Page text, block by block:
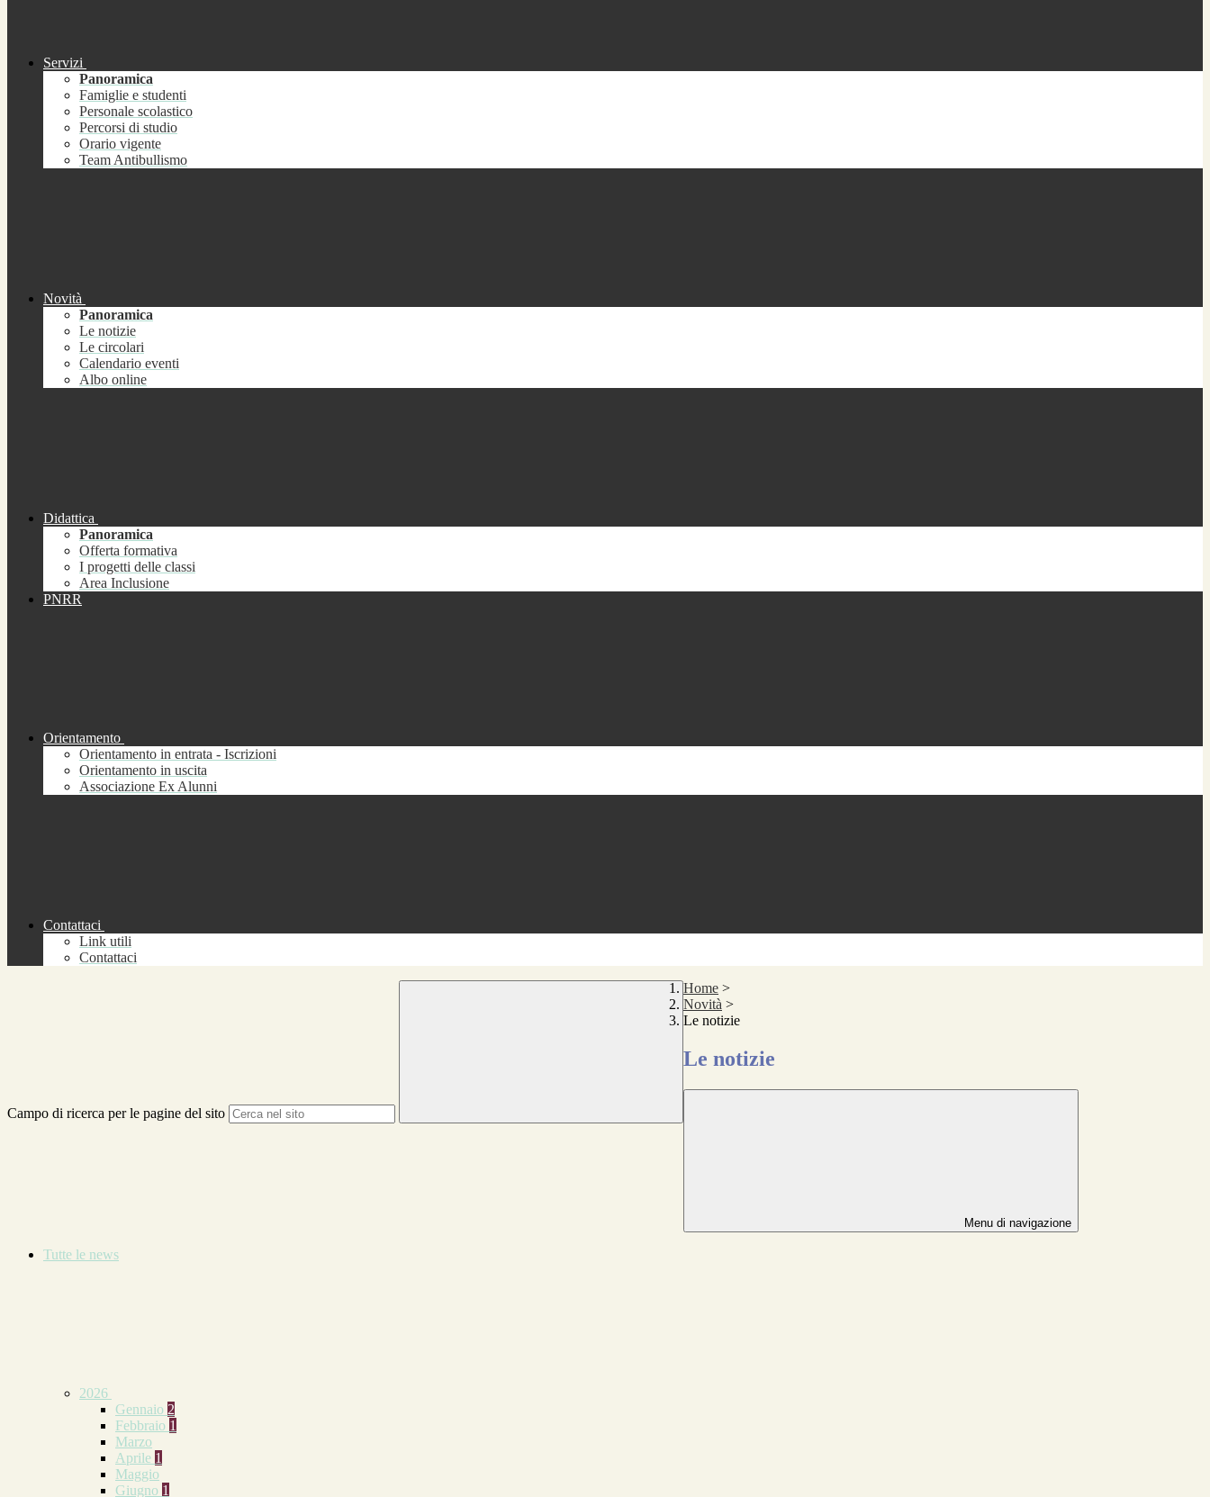
Servizi
Panoramica
Famiglie e studenti
Personale scolastico
Percorsi di studio
Orario vigente
Team Antibullismo
Novità
Panoramica
Le notizie
Le circolari
Calendario eventi
Albo online
Didattica
Panoramica
Offerta formativa
I progetti delle classi
Area Inclusione
PNRR
Orientamento
Orientamento in entrata - Iscrizioni
Orientamento in uscita
Associazione Ex Alunni
Contattaci
Link utili
Contattaci
Campo di ricerca per le pagine del sito
Home >
Novità >
Le notizie
Le notizie
Menu di navigazione
Tutte le news
2026
Gennaio 2
Febbraio 1
Marzo
Aprile 1
Maggio
Giugno 1